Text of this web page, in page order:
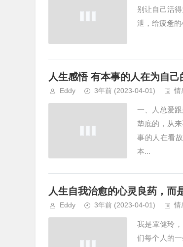
别让自己活
泄，给疲惫
人生感悟 有本事的人在为自
Eddy 3年前 (2023-04-01) 情
一、人总爱
垫底的，从
事的人在看
本...
人生自我治愈的心灵良药，而
Eddy 3年前 (2023-04-01) 情
我是覃健玲
们每个人的